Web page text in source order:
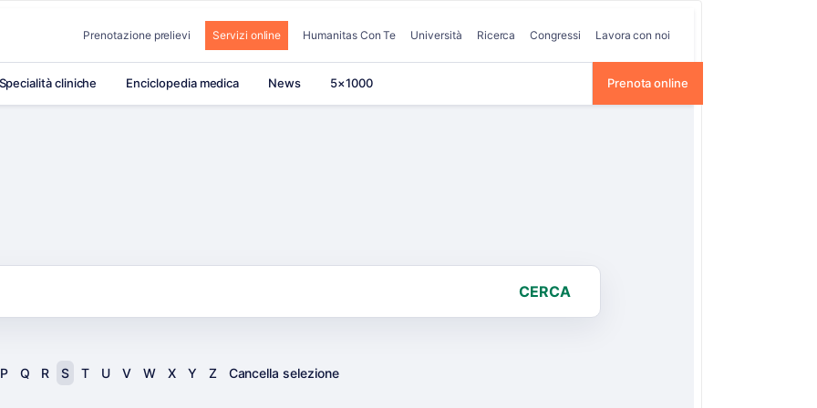
Prenotazione prelievi Servizi online Humanitas Con Te Università Ricerca Congressi Lavora con noi
Specialità cliniche Enciclopedia medica News 5×1000 Prenota online
CERCA
P Q R S T U V W X Y Z Cancella selezione